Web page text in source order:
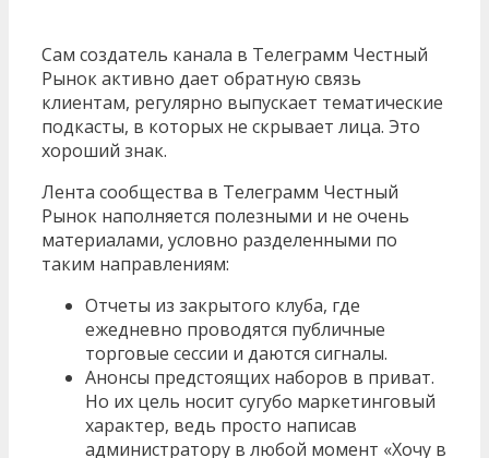
Сам создатель канала в Телеграмм Честный
Рынок активно дает обратную связь
клиентам, регулярно выпускает тематические
подкасты, в которых не скрывает лица. Это
хороший знак.
Лента сообщества в Телеграмм Честный
Рынок наполняется полезными и не очень
материалами, условно разделенными по
таким направлениям:
Отчеты из закрытого клуба, где
ежедневно проводятся публичные
торговые сессии и даются сигналы.
Анонсы предстоящих наборов в приват.
Но их цель носит сугубо маркетинговый
характер, ведь просто написав
администратору в любой момент «Хочу в